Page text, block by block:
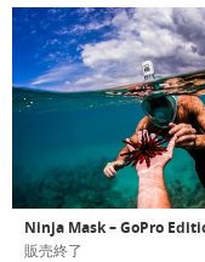
販売終了